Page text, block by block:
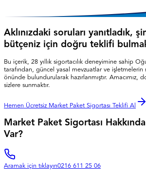
Aklınızdaki soruları yanıtladık,
bütçeniz için doğru teklifi
Bu içerik, 28 yıllık sigortacılık deneyimine sahip
tarafından, güncel yasal mevzuatlar ve
önünde bulundurularak hazırlanmıştır. Amacımız,
sizlere sunmaktır.
Hemen Ücretsiz Market Paket Sigortası Teklifi Al
Market Paket Sigortası Hakkında
Var?
Aramak için tıklayın0216 611 25 06